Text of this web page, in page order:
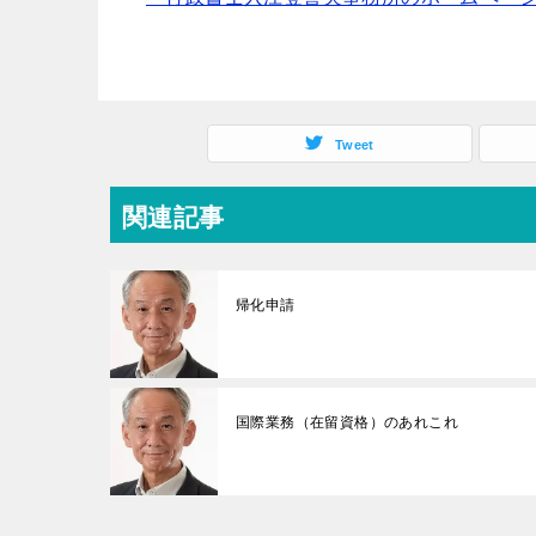
Tweet
関連記事
帰化申請
国際業務（在留資格）のあれこれ